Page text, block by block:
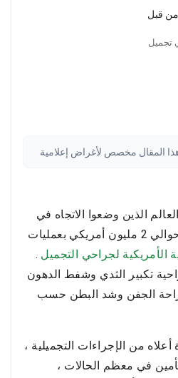
قبل
تجميل
هذا المقال مخصص لأغراض إعلامية
الذين وضعوا الاتجاه في
الجراحة التجميلية. يقوم حوالي 2 مليون أمريكي بعمليات
الأمريكية لجراحي التجميل .
تكبير الثدي وشفط الدهون
الجفن وشد البطن حسب
أعلاه من الإجراءات التجميلية ،
في معظم الحالات ،